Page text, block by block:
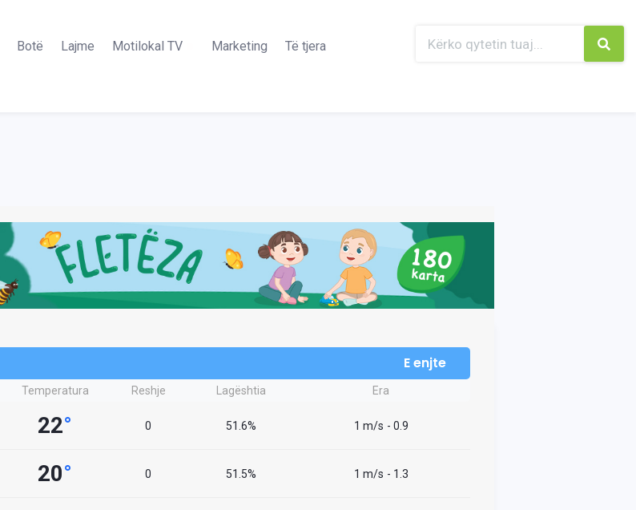
Botë Lajme Motilokal TV Marketing Të tjera
E enjte
Temperatura Reshje Lagështia Era
22° 0 51.6% 1 m/s - 0.9
20° 0 51.5% 1 m/s - 1.3